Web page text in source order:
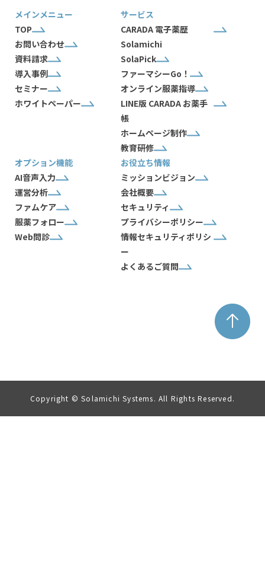
メインメニュー
TOP
お問い合わせ
資料請求
導入事例
セミナー
ホワイトペーパー
サービス
CARADA 電子薬歴
Solamichi
SolaPick
ファーマシーGo！
オンライン服薬指導
LINE版 CARADA お薬手
帳
ホームページ制作
教育研修
オプション機能
AI音声入力
運営分析
ファムケア
服薬フォロー
Web問診
お役立ち情報
ミッションビジョン
会社概要
セキュリティ
プライバシーポリシー
情報セキュリティポリシ
ー
よくあるご質問
Copyright © Solamichi Systems. All Rights Reserved.